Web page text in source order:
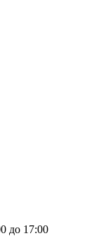
до 17:00